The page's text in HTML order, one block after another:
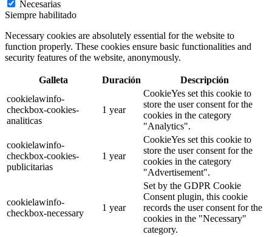
Necesarias
Siempre habilitado
Necessary cookies are absolutely essential for the website to
function properly. These cookies ensure basic functionalities and
security features of the website, anonymously.
Galleta Duración
Descripción
cookielawinfo-
checkbox-cookies-
analiticas
1 year
CookieYes set this cookie to
store the user consent for the
cookies in the category
"Analytics".
cookielawinfo-
checkbox-cookies-
publicitarias
1 year
CookieYes set this cookie to
store the user consent for the
cookies in the category
"Advertisement".
cookielawinfo-
checkbox-necessary
1 year
Set by the GDPR Cookie
Consent plugin, this cookie
records the user consent for the
cookies in the "Necessary"
category.